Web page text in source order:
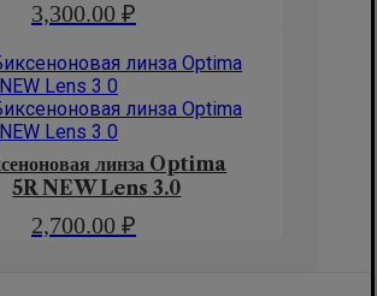
3,300.00 ₽
линза Optima
5R NEW Lens 3.0
2,700.00 ₽